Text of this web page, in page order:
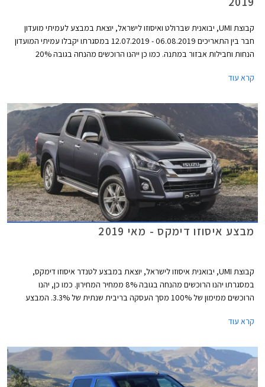
קבוצת UMI, יבואנית שברולט ואיסוזו לישראל, יוצאת במבצע לעמיתי מועדון
חבר בין התאריכים 06.08.2019 - 12.07.2019 במסגרתו יקבלו עמיתי המועדון
הנחות וחבילות אבזור במתנה. כמו כן ייהנו הרוכשים מהנחה בגובה 20%
קרא עוד
מבצע איסוזו דימקס - מאי 2019
קבוצת UMI, יבואנית איסוזו לישראל, יוצאת במבצע לטנדר איסוזו דימקס,
במסגרתו יהנו הרוכשים מהנחה בגובה 8% ממחיר המחירון. כמו כן, יהנו
הרוכשים ממימון של 100% מסך העסקה בריבית שנתית של 3.3%. המבצע
קרא עוד